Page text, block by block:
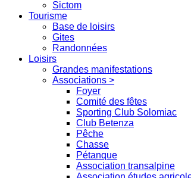
Sictom
Tourisme
Base de loisirs
Gites
Randonnées
Loisirs
Grandes manifestations
Associations >
Foyer
Comité des fêtes
Sporting Club Solomiac
Club Betenza
Pêche
Chasse
Pétanque
Association transalpine